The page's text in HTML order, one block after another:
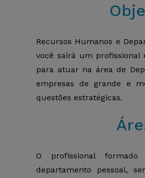
Recursos Humanos e
você sairá um profissional
para atuar na área de
empresas de grande e
questões estratégicas.
O profissional
departamento pessoal,